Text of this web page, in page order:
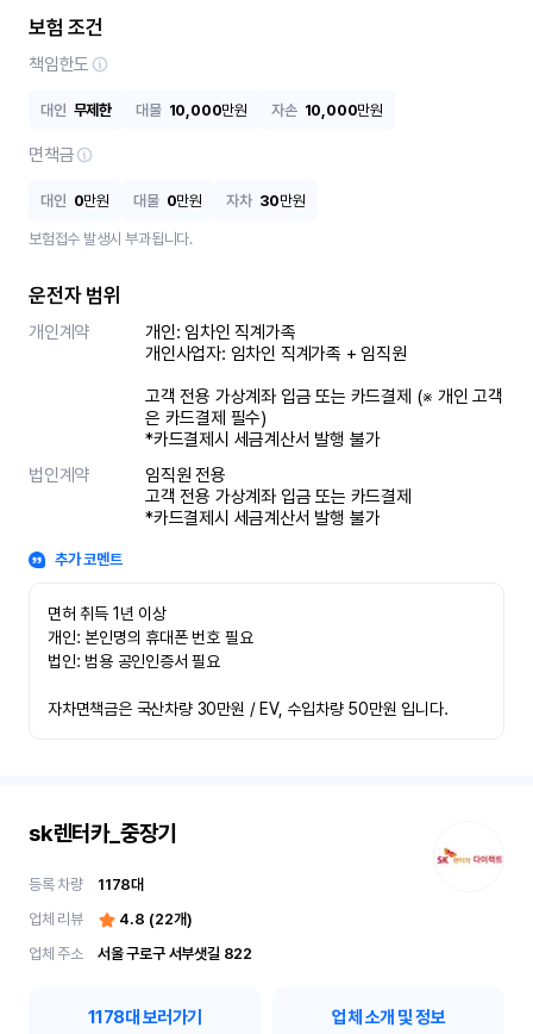
보험 조건
책임한도
대인 무제한 대물 10,000만원 자손 10,000만원
면책금
대인 0만원 대물 0만원 자차 30만원
보험접수 발생시 부과됩니다.
운전자 범위
개인계약
개인: 임차인 직계가족
개인사업자: 임차인 직계가족 + 임직원
고객 전용 가상계좌 입금 또는 카드결제 (※ 개인 고객
은 카드결제 필수)
*카드결제시 세금계산서 발행 불가
법인계약
임직원 전용
고객 전용 가상계좌 입금 또는 카드결제
*카드결제시 세금계산서 발행 불가
추가 코멘트
면허 취득 1년 이상
개인: 본인명의 휴대폰 번호 필요
법인: 범용 공인인증서 필요
자차면책금은 국산차량 30만원 / EV, 수입차량 50만원 입니다.
sk렌터카_중장기
등록 차량 1178대
업체 리뷰
4.8 (22개)
업체 주소
서울 구로구 서부샛길 822
1178대 보러가기 업체 소개 및 정보